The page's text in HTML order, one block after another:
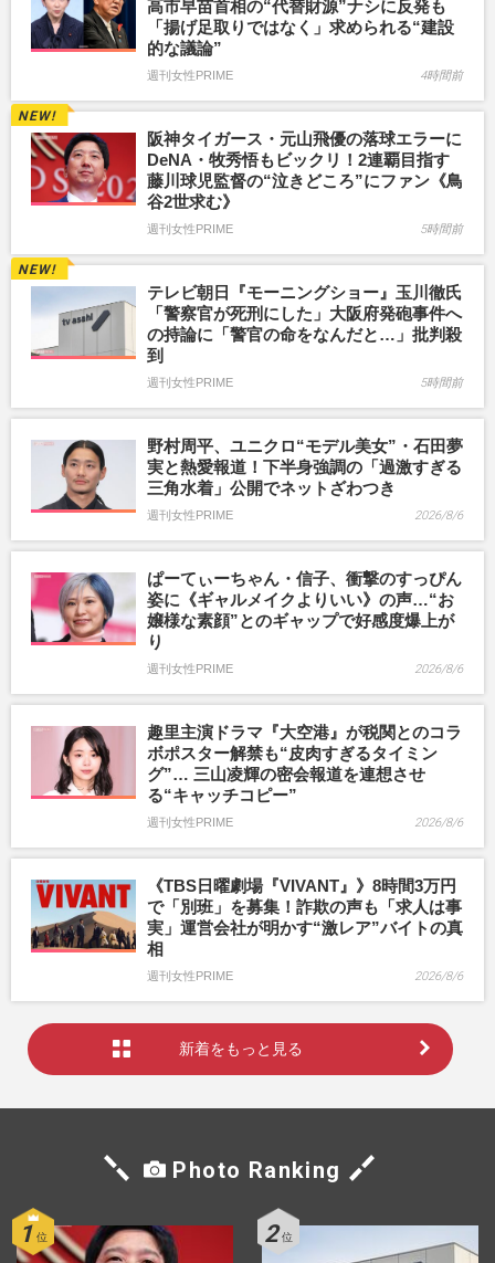
高市早苗首相の“代替財源”ナシに反発も
「揚げ足取りではなく」求められる“建設
的な議論”
週刊女性PRIME 4時間前
阪神タイガース・元山飛優の落球エラーに
DeNA・牧秀悟もビックリ！2連覇目指す
藤川球児監督の“泣きどころ”にファン《鳥
谷2世求む》
週刊女性PRIME 5時間前
テレビ朝日『モーニングショー』玉川徹氏
「警察官が死刑にした」大阪府発砲事件へ
の持論に「警官の命をなんだと…」批判殺
到
週刊女性PRIME 5時間前
野村周平、ユニクロ“モデル美女”・石田夢
実と熱愛報道！下半身強調の「過激すぎる
三角水着」公開でネットざわつき
週刊女性PRIME 2026/8/6
ぱーてぃーちゃん・信子、衝撃のすっぴん
姿に《ギャルメイクよりいい》の声…“お
嬢様な素顔”とのギャップで好感度爆上が
り
週刊女性PRIME 2026/8/6
趣里主演ドラマ『大空港』が税関とのコラ
ボポスター解禁も“皮肉すぎるタイミン
グ”… 三山凌輝の密会報道を連想させ
る“キャッチコピー”
週刊女性PRIME 2026/8/6
《TBS日曜劇場『VIVANT』》8時間3万円
で「別班」を募集！詐欺の声も「求人は事
実」運営会社が明かす“激レア”バイトの真
相
週刊女性PRIME 2026/8/6
新着をもっと見る
Photo Ranking